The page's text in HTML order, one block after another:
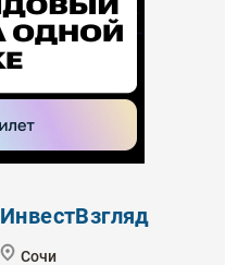
ИнвестВзгляд
Сочи